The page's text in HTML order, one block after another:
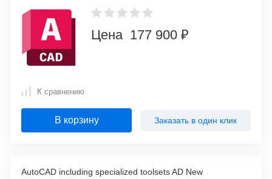
Цена 177 900 ₽
К сравнению
В корзину Заказать в один клик
AutoCAD including specialized toolsets AD New